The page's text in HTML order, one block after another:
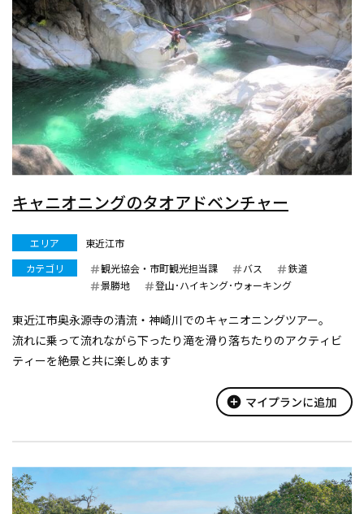
キャニオニングのタオアドベンチャー
エリア
東近江市
カテゴリ
観光協会・市町観光担当課 バス
鉄道
景勝地
登山･ハイキング･ウォーキング
東近江市奥永源寺の清流・神崎川でのキャニオニングツアー。
流れに乗って流れながら下ったり滝を滑り落ちたりのアクティビ
ティーを絶景と共に楽しめます
add_circle マイプランに追加